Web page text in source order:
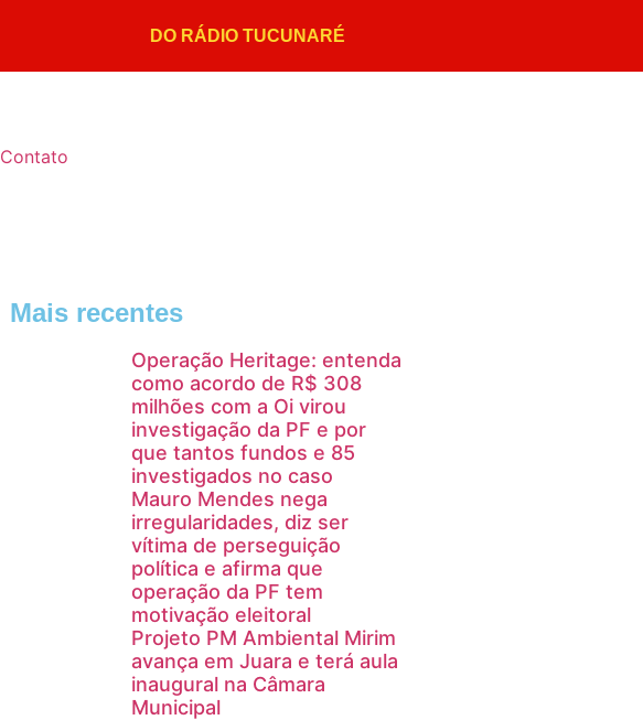
Contato
Mais recentes
Operação Heritage: entenda
como acordo de R$ 308
milhões com a Oi virou
investigação da PF e por
que tantos fundos e 85
investigados no caso
Mauro Mendes nega
irregularidades, diz ser
vítima de perseguição
política e afirma que
operação da PF tem
motivação eleitoral
Projeto PM Ambiental Mirim
avança em Juara e terá aula
inaugural na Câmara
Municipal